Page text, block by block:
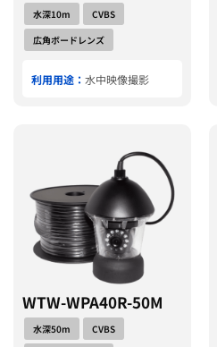
水深10m
CVBS
広角ボードレンズ
利用用途： 水中映像撮影
WTW-WPA40R-50M
水深50m
CVBS